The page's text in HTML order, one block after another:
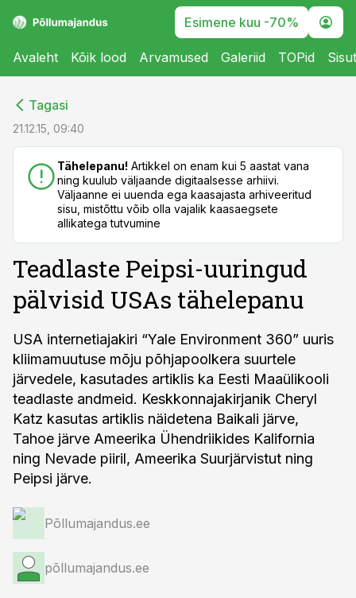
Esimene kuu -70%
Avaleht Kõik lood Arvamused Galeriid TOPid
Tagasi
21.12.15, 09:40
Tähelepanu! Artikkel on enam kui 5 aastat vana
ning kuulub väljaande digitaalsesse arhiivi.
Väljaanne ei uuenda ega kaasajasta arhiveeritud
sisu, mistõttu võib olla vajalik kaasaegsete
allikatega tutvumine
Teadlaste Peipsi-uuringud
pälvisid USAs tähelepanu
USA internetiajakiri “Yale Environment 360” uuris
kliimamuutuse mõju põhjapoolkera suurtele
järvedele, kasutades artiklis ka Eesti Maaülikooli
teadlaste andmeid. Keskkonnajakirjanik Cheryl
Katz kasutas artiklis näidetena Baikali järve,
Tahoe järve Ameerika Ühendriikides Kalifornia
ning Nevade piiril, Ameerika Suurjärvistut ning
Peipsi järve.
Põllumajandus.ee
põllumajandus.ee